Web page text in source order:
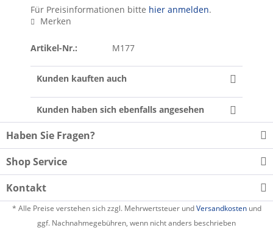
Für Preisinformationen bitte hier anmelden.
Merken
Artikel-Nr.: M177
Kunden kauften auch
Kunden haben sich ebenfalls angesehen
Haben Sie Fragen?
Shop Service
Kontakt
* Alle Preise verstehen sich zzgl. Mehrwertsteuer undVersandkostenund
ggf. Nachnahmegebühren, wenn nicht anders beschrieben